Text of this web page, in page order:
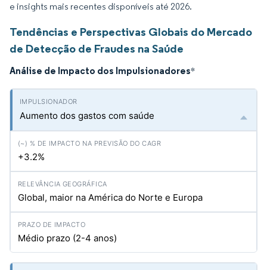
e insights mais recentes disponíveis até 2026.
Tendências e Perspectivas Globais do Mercado
de Detecção de Fraudes na Saúde
Análise de Impacto dos Impulsionadores*
Aumento dos gastos com saúde
+3.2%
Global, maior na América do Norte e Europa
Médio prazo (2-4 anos)